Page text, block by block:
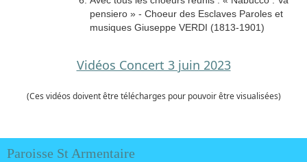
pensiero » - Choeur des Esclaves Paroles et
musiques Giuseppe VERDI (1813-1901)
Vidéos Concert 3 juin 2023
(Ces vidéos doivent être télécharges pour pouvoir être visualisées)
Paroisse St Armentaire